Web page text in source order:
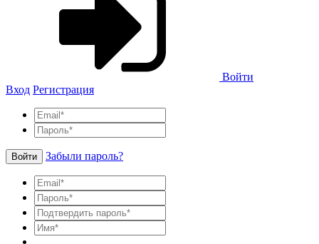
Войти
Вход Регистрация
Войти Забыли пароль?